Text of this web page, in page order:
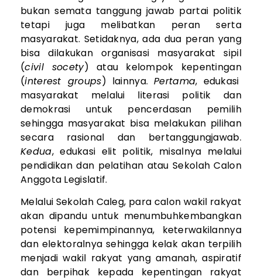
bukan semata tanggung jawab partai politik
tetapi juga melibatkan peran serta
masyarakat. Setidaknya, ada dua peran yang
bisa dilakukan organisasi masyarakat sipil
(civil socety) atau kelompok kepentingan
(interest groups) lainnya.Pertama, edukasi
masyarakat melalui literasi politik dan
demokrasi untuk pencerdasan pemilih
sehingga masyarakat bisa melakukan pilihan
secara rasional dan bertanggungjawab.
Kedua, edukasi elit politik, misalnya melalui
pendidikan dan pelatihan atau Sekolah Calon
Anggota Legislatif.
Melalui Sekolah Caleg, para calon wakil rakyat
akan dipandu untuk menumbuhkembangkan
potensi kepemimpinannya, keterwakilannya
dan elektoralnya sehingga kelak akan terpilih
menjadi wakil rakyat yang amanah, aspiratif
dan berpihak kepada kepentingan rakyat